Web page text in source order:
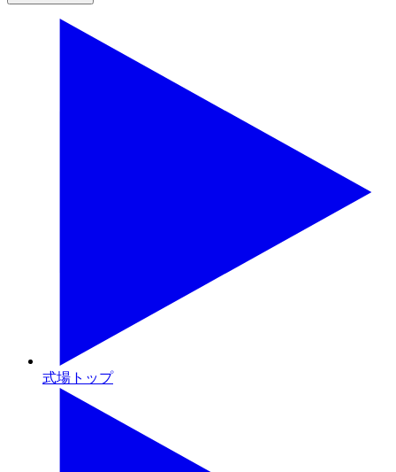
式場トップ